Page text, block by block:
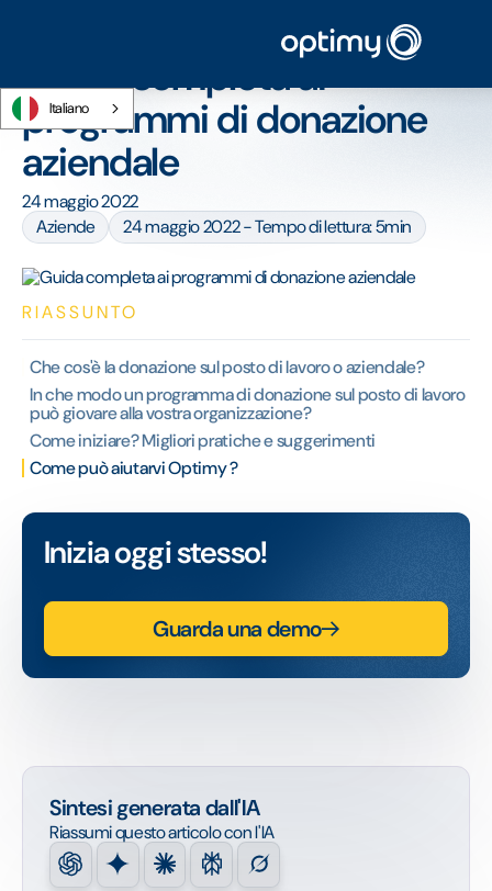
Italiano
Guida completa ai programmi di donazione aziendale
Guida completa ai
programmi di donazione
aziendale
24 maggio 2022
Aziende
24 maggio 2022 - Tempo di lettura: 5min
Sintesi generata dall'IA
Riassumi questo articolo con l'IA
RIASSUNTO
Che cos'è la donazione sul posto di lavoro o aziendale?
In che modo un programma di donazione sul posto di lavoro
può giovare alla vostra organizzazione?
Come iniziare? Migliori pratiche e suggerimenti
Come può aiutarvi Optimy ?
Inizia oggi stesso!
Guarda una demo